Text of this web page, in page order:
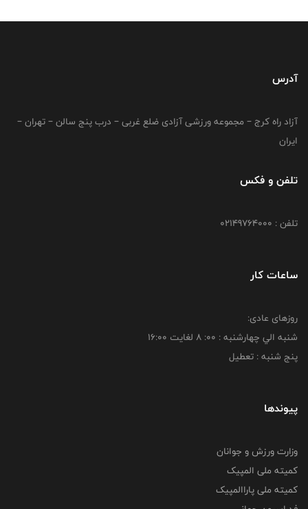
آدرس
آزاد راه کرج – مجموعه ورزشی آزادی ضلع غربی – درب پنج سالن – تهران –
ایران
تلفن و فکس
تلفن : 02149764000
ساعات کار
روزهای عادی:
شنبه الي چهارشنبه : 00: 8 لغايت 16:00
پنج شنبه : تعطیل
پیوندها
وزارت ورزش و جوانان
کمیته ملی المپیک
کمیته ملی پاراالمپیک